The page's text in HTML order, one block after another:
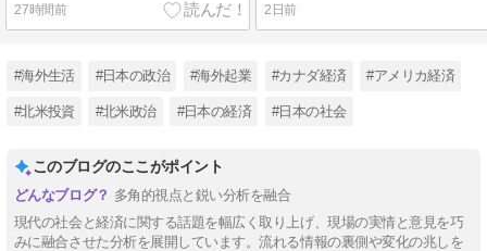
27時間前 2日前
#海外生活 #日本の政治 #海外起業 #カナダ経済 #アメリカ経済
#北米投資 #北米政治 #日本の経済 #日本の社会
このブログのここがポイント
多角的視点と鋭い分析を融合
現代の社会と経済に関する話題を幅広く取り上げ、現場の実情と意見を巧
みに融合させた分析を展開しています。流れる情報の裏側や変化の兆しを